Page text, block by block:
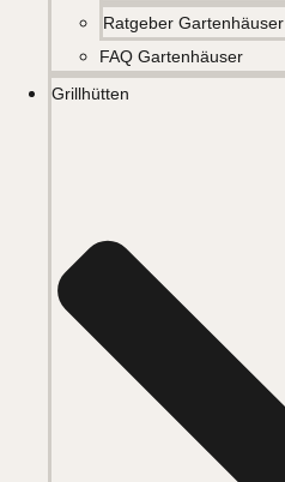
Ratgeber Gartenhäuser
FAQ Gartenhäuser
Grillhütten